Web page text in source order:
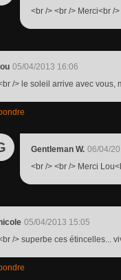
<br /> <br /> Merci<br /
05/04/2013 16:06
/> le soleil arrive avec vous,
Gentleman W. 06/04/
<br /> <br /> Merci
05/04/2013 15:05
/> superbe ces étincelles...